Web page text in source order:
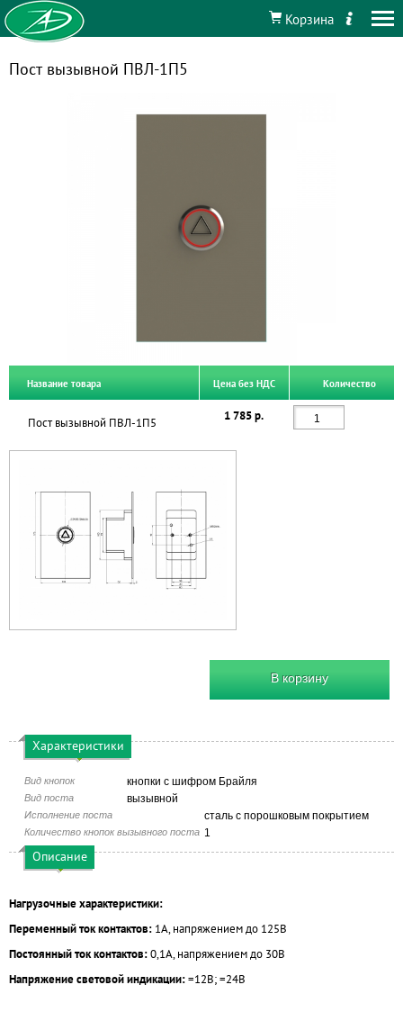
Корзина
Пост вызывной ПВЛ-1П5
Название товара Цена без НДС Количество
Пост вызывной ПВЛ-1П5 1 785 р.
В корзину
Характеристики
Вид кнопок кнопки с шифром Брайля
Вид поста вызывной
Исполнение поста сталь с порошковым покрытием
Количество кнопок вызывного поста 1
Описание
Нагрузочные характеристики:
Переменный ток контактов: 1А, напряжением до 125В
Постоянный ток контактов:0,1А, напряжением до 30В
Напряжение световой индикации:=12В; =24В